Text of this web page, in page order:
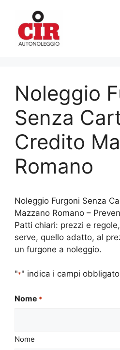
contenuto
Noleggio
Senza
Credito
Romano
Noleggio Furgoni Senza
Mazzano Romano –
Patti chiari: prezzi e
serve, quello adatto, al
un furgone a noleggio.
"*" indica i campi
Nome *
Nome